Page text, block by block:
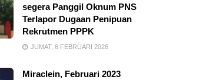
segera Panggil Oknum PNS
Terlapor Dugaan Penipuan
Rekrutmen PPPK
JUMAT, 6 FEBRUARI 2026
Miraclein, Februari 2023